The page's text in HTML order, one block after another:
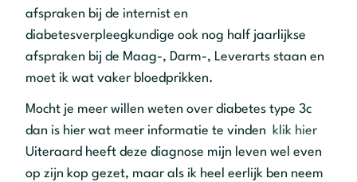
afspraken bij de internist en
diabetesverpleegkundige ook nog half jaarlijkse
afspraken bij de Maag-, Darm-, Leverarts staan en
moet ik wat vaker bloedprikken.
Mocht je meer willen weten over diabetes type 3c
dan is hier wat meer informatie te vinden klik hier
Uiteraard heeft deze diagnose mijn leven wel even
op zijn kop gezet, maar als ik heel eerlijk ben neem